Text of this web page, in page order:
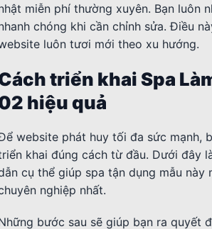
miễn phí thường xuyên. Bạn luôn
chóng khi cần chỉnh sửa. Điều
luôn tươi mới theo xu hướng.
triển khai Spa
hiệu quả
website phát huy tối đa sức mạnh,
khai đúng cách từ đầu. Dưới đây
cụ thể giúp spa tận dụng mẫu này
nghiệp nhất.
bước sau sẽ giúp bạn ra quyết